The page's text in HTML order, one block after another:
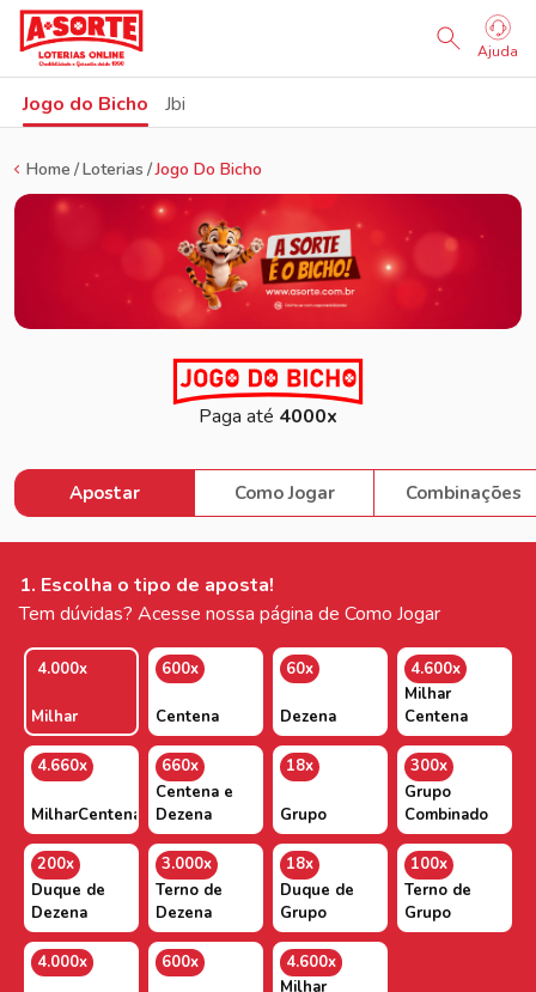
Ajuda
Jogo do Bicho Jbi
Home Loterias Jogo Do Bicho
Paga até 4000x
Apostar Como Jogar Combinações
1. Escolha o tipo de aposta!
Tem dúvidas? Acesse nossa página de Como Jogar
4.000x
Milhar
600x
Centena
60x
Dezena
4.600x
Milhar
Centena
4.660x
MilharCentenaDezena
660x
Centena e
Dezena
18x
Grupo
300x
Grupo
Combinado
200x
Duque de
Dezena
3.000x
Terno de
Dezena
18x
Duque de
Grupo
100x
Terno de
Grupo
4.000x 600x
4.600x
Milhar